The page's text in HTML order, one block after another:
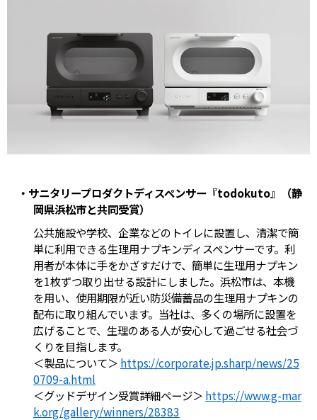
・サニタリープロダクトディスペンサー『todokuto』（静
岡県浜松市と共同受賞）
公共施設や学校、企業などのトイレに設置し、清潔で簡
単に利用できる生理用ナプキンディスペンサーです。利
用者が本体に手をかざすだけで、簡単に生理用ナプキン
を1枚ずつ取り出せる設計にしました。浜松市は、本機
を用い、使用期限が近い防災備蓄品の生理用ナプキンの
配布に取り組んでいます。当社は、多くの場所に設置を
広げることで、生理のある人が安心して過ごせる社会づ
くりを目指します。
＜製品について＞ https://corporate.jp.sharp/news/25
0709-a.html
＜グッドデザイン受賞詳細ページ＞ https://www.g-mar
k.org/gallery/winners/28383